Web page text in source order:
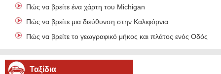
Πώς να βρείτε ένα χάρτη του Michigan
Πώς να βρείτε μια διεύθυνση στην Καλιφόρνια
Πώς να βρείτε το γεωγραφικό μήκος και πλάτος ενός Οδός
Ταξίδια